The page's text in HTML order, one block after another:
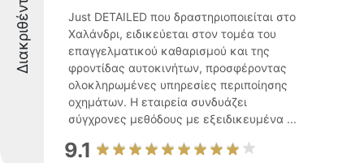
Διακριθέντες
Just DETAILED που δραστηριοποιείται στο
Χαλάνδρι, ειδικεύεται στον τομέα του
επαγγελματικού καθαρισμού και της
φροντίδας αυτοκινήτων, προσφέροντας
ολοκληρωμένες υπηρεσίες περιποίησης
οχημάτων. Η εταιρεία συνδυάζει
σύγχρονες μεθόδους με εξειδικευμένα ...
9.1